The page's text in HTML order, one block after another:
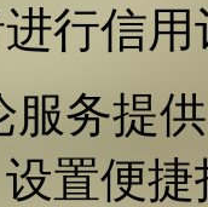
行信用
服务提
置便